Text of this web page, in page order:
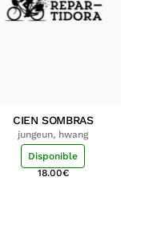
CIEN SOMBRAS
jungeun, hwang
Disponible
18.00€